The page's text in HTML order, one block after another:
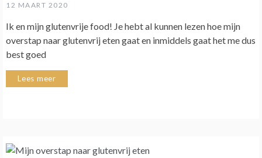
12 MAART 2020
Ik en mijn glutenvrije food! Je hebt al kunnen lezen hoe mijn
overstap naar glutenvrij eten gaat en inmiddels gaat het me dus
best goed
Lees meer